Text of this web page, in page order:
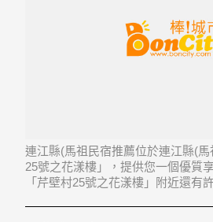
連江縣(馬祖民宿推薦位於連江縣(
25號之花漾樓」，提供您一個優質
「芹壁村25號之花漾樓」附近還有